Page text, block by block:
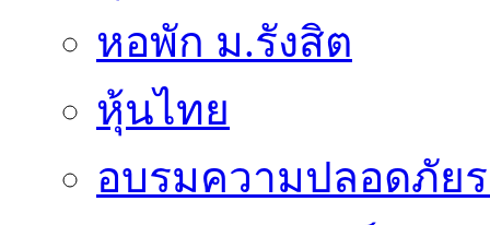
หอพัก ม.รังสิต
หุ้นไทย
อบรมความปลอดภัย